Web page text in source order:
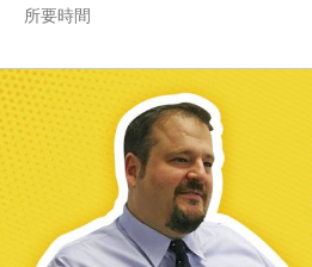
所要時間